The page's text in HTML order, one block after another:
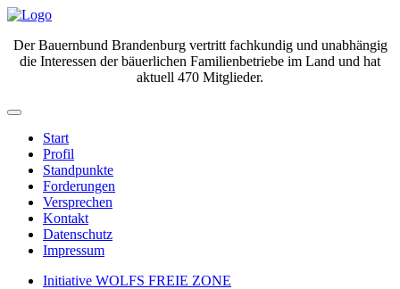
Der Bauernbund Brandenburg vertritt fachkundig und unabhängig
die Interessen der bäuerlichen Familienbetriebe im Land und hat
aktuell 470 Mitglieder.
Start
Profil
Standpunkte
Forderungen
Versprechen
Kontakt
Datenschutz
Impressum
Initiative WOLFS FREIE ZONE